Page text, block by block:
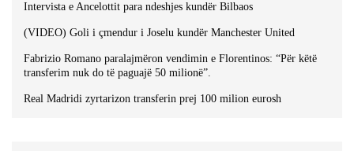
Intervista e Ancelottit para ndeshjes kundër Bilbaos
(VIDEO) Goli i çmendur i Joselu kundër Manchester United
Fabrizio Romano paralajmëron vendimin e Florentinos: “Për këtë
transferim nuk do të paguajë 50 milionë”.
Real Madridi zyrtarizon transferin prej 100 milion eurosh